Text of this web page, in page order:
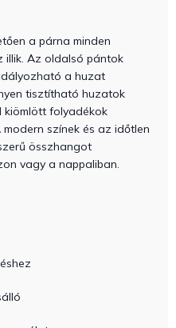
a párna minden
illik. Az oldalsó pántok
a huzat
tisztítható huzatok
kiömlött folyadékok
színek és az időtlen
összhangot
vagy a nappaliban.